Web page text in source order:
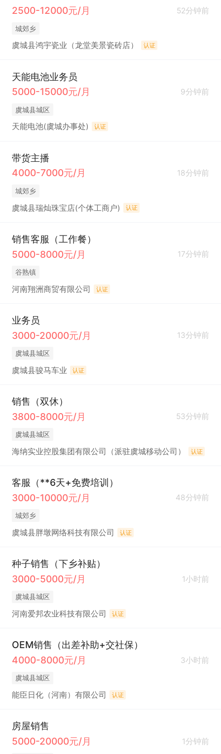
2500-12000元/月
52分钟前
城郊乡
虞城县鸿宇瓷业（龙堂美景瓷砖店） 认证
天能电池业务员
5000-15000元/月
9分钟前
虞城县城区
天能电池(虞城办事处) 认证
带货主播
4000-7000元/月
18分钟前
城郊乡
虞城县瑞灿珠宝店(个体工商户) 认证
销售客服（工作餐）
5000-8000元/月
17分钟前
谷熟镇
河南翔洲商贸有限公司 认证
业务员
3000-20000元/月
13分钟前
虞城县城区
虞城县骏马车业 认证
销售（双休）
3800-8000元/月
53分钟前
虞城县城区
海纳实业控股集团有限公司（派驻虞城移动公司） 认证
客服（**6天+免费培训）
3000-10000元/月
48分钟前
城郊乡
虞城县胖墩网络科技有限公司 认证
种子销售（下乡补贴）
3000-5000元/月
1小时前
虞城县城区
河南爱邦农业科技有限公司 认证
OEM销售（出差补助+交社保）
4000-8000元/月
3小时前
虞城县城区
能臣日化（河南）有限公司 认证
房屋销售
5000-20000元/月
1分钟前